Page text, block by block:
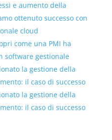
e aumento della
ottenuto successo con
cloud
come una PMI ha
software gestionale
la gestione della
il caso di successo
la gestione della
il caso di successo